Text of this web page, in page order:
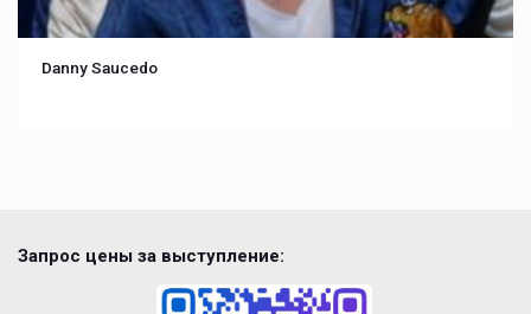
Danny Saucedo
Запрос цены за выступление: